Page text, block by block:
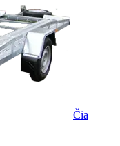
Čia